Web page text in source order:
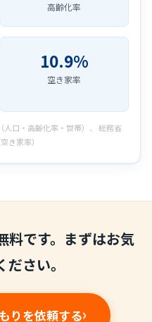
高齢化率
10.9%
空き家率
口・高齢化率・世帯）、 総務省
き家率）
料です。まずはお気
さい。
りを依頼する